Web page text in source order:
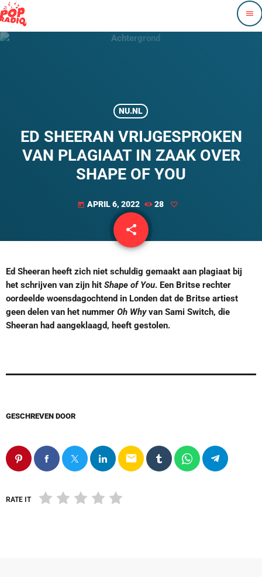
menu
NU.NL
ED SHEERAN VRIJGESPROKEN
VAN PLAGIAAT IN ZAAK OVER
SHAPE OF YOU
today APRIL 6, 2022 28
share
email
Ed Sheeran heeft zich niet schuldig gemaakt aan plagiaat bij
het schrijven van zijn hit Shape of You. Een Britse rechter
oordeelde woensdagochtend in Londen dat de Britse artiest
geen delen van het nummer Oh Whyvan Sami Switch, die
Sheeran had aangeklaagd, heeft gestolen.
GESCHREVEN DOOR
email
RATE IT